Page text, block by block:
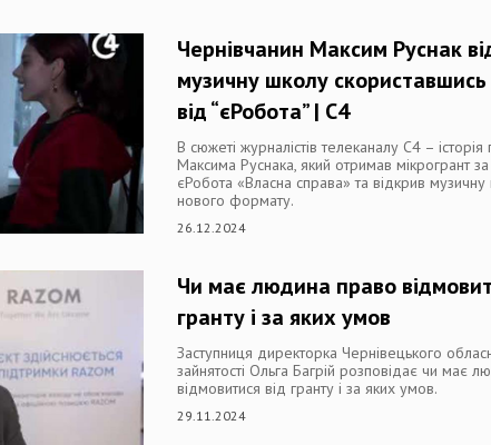
Чернівчанин Максим Руснак
музичну школу
від “єРобота” | C4
В сюжеті журналістів телеканалу С4 –
Максима Руснака, який отримав мікрогрант
єРобота «Власна справа» та відкрив
нового формату.
26.12.2024
Чи має людина право
гранту і за яких умов
Заступниця директорка Чернівецького
зайнятості Ольга Багрій розповідає чи має
відмовитися від гранту і за яких умов.
29.11.2024